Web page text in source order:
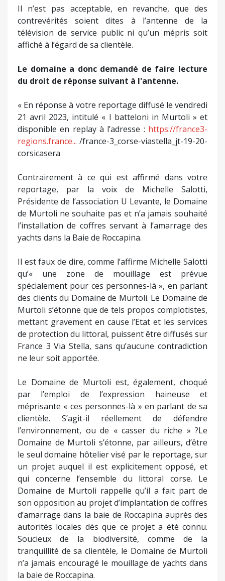
Il n’est pas acceptable, en revanche, que des
contrevérités soient dites à l’antenne de la
télévision de service public ni qu’un mépris soit
affiché à l’égard de sa clientèle.
Le domaine a donc demandé de faire lecture
du droit de réponse suivant à l'antenne.
« En réponse à votre reportage diffusé le vendredi
21 avril 2023, intitulé « I batteloni in Murtoli » et
disponible en replay à l’adresse : https://france3-
regions.france... /france-3_corse-viastella_jt-19-20-
corsicasera
Contrairement à ce qui est affirmé dans votre
reportage, par la voix de Michelle Salotti,
Présidente de l’association U Levante, le Domaine
de Murtoli ne souhaite pas et n’a jamais souhaité
l’installation de coffres servant à l’amarrage des
yachts dans la Baie de Roccapina.
Il est faux de dire, comme l’affirme Michelle Salotti
qu’« une zone de mouillage est prévue
spécialement pour ces personnes-là », en parlant
des clients du Domaine de Murtoli. Le Domaine de
Murtoli s’étonne que de tels propos complotistes,
mettant gravement en cause l’Etat et les services
de protection du littoral, puissent être diffusés sur
France 3 Via Stella, sans qu’aucune contradiction
ne leur soit apportée.
Le Domaine de Murtoli est, également, choqué
par l’emploi de l’expression haineuse et
méprisante « ces personnes-là » en parlant de sa
clientèle. S’agit-il réellement de défendre
l’environnement, ou de « casser du riche » ?Le
Domaine de Murtoli s’étonne, par ailleurs, d’être
le seul domaine hôtelier visé par le reportage, sur
un projet auquel il est explicitement opposé, et
qui concerne l’ensemble du littoral corse. Le
Domaine de Murtoli rappelle qu’il a fait part de
son opposition au projet d’implantation de coffres
d’amarrage dans la baie de Roccapina auprès des
autorités locales dès que ce projet a été connu.
Soucieux de la biodiversité, comme de la
tranquillité de sa clientèle, le Domaine de Murtoli
n’a jamais encouragé le mouillage de yachts dans
la baie de Roccapina.